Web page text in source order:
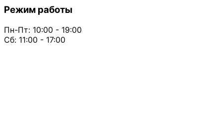
Режим работы
Пн-Пт: 10:00 - 19:00
Сб: 11:00 - 17:00